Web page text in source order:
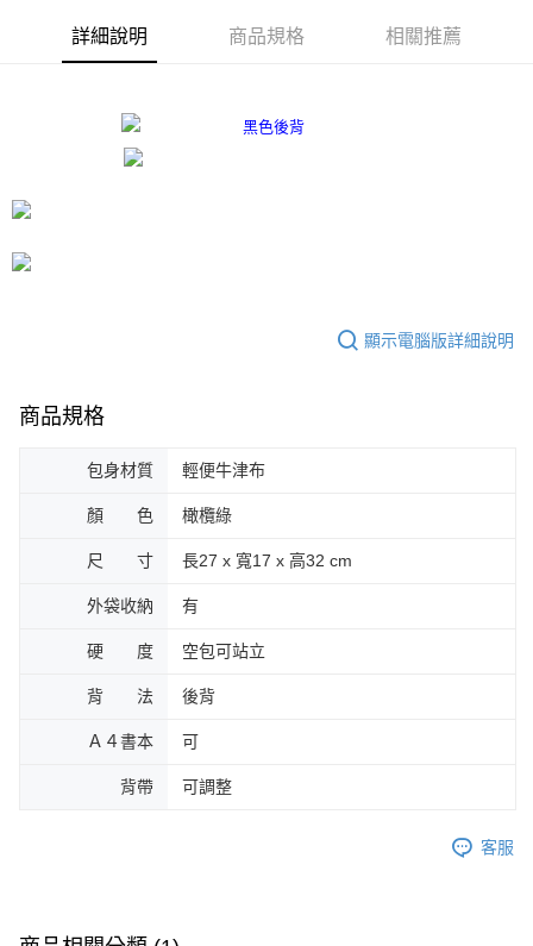
３．收到繳費通知簡訊後14天內，點擊此簡訊中的連結，可透過四大超商／
後付繳納相關費用。
※ 交易是否成功請以「AFTEE先享後付 」之結帳頁面顯示為準，若有關於
是否繳費成功／繳費後需取消欲退款等相關疑問，請聯繫「AFTEE先享後付
【注意事項】
易，需依本服務之必要範圍內提供個人資料，並將交易相關給付款項請求債
３．未成年的使用者請事先徵得法定代理人或監護人之同意方可使用
４．使用「AFTEE先享後付」時，將依據個別帳號之用戶狀況，依本公司即
請求用戶進行身份認證。
５．嚴禁一人註冊多個帳號或使用他人資訊註冊。若發現惡意使用之情形，
海外宅配
詳細說明 商品規格 相關推薦
顯示電腦版詳細說明
商品規格
包身材質 輕便牛津布
顏 色 橄欖綠
尺 寸 長27 x 寬17 x 高32 cm
外袋收納 有
硬 度 空包可站立
背 法 後背
Ａ４書本 可
背帶 可調整
客服